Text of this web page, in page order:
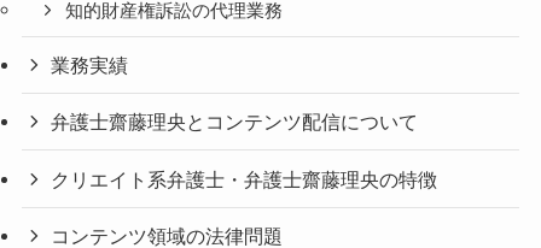
知的財産権訴訟の代理業務
業務実績
弁護士齋藤理央とコンテンツ配信について
クリエイト系弁護士・弁護士齋藤理央の特徴
コンテンツ領域の法律問題